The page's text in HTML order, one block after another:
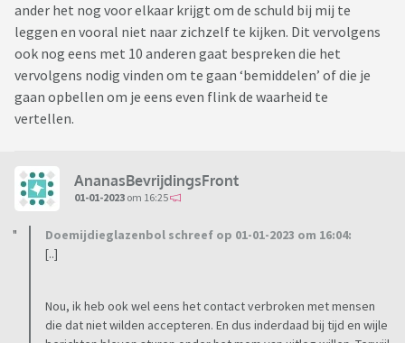
ander het nog voor elkaar krijgt om de schuld bij mij te
leggen en vooral niet naar zichzelf te kijken. Dit vervolgens
ook nog eens met 10 anderen gaat bespreken die het
vervolgens nodig vinden om te gaan ‘bemiddelen’ of die je
gaan opbellen om je eens even flink de waarheid te
vertellen.
AnanasBevrijdingsFront
01-01-2023 om 16:25
Doemijdieglazenbol schreef op 01-01-2023 om 16:04:
[..]
Nou, ik heb ook wel eens het contact verbroken met mensen
die dat niet wilden accepteren. En dus inderdaad bij tijd en wijle